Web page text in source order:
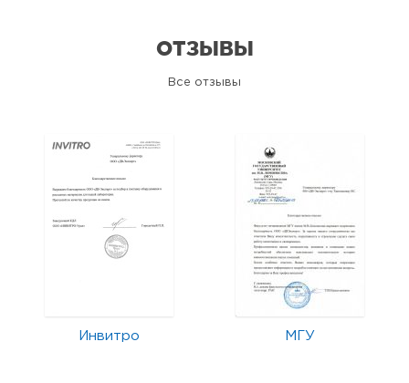
ОТЗЫВЫ
Все отзывы
Инвитро МГУ